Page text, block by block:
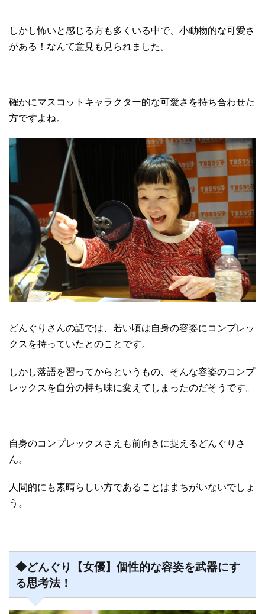
しかし怖いと感じる方も多くいる中で、小動物的な可愛さ
がある！なんて意見も見られました。
確かにマスコットキャラクター的な可愛さを持ち合わせた
方ですよね。
どんぐりさんの話では、若い頃は自身の容姿にコンプレッ
クスを持っていたとのことです。
しかし落語を習ってからというもの、そんな容姿のコンプ
レックスを自分の持ち味に変えてしまったのだそうです。
自身のコンプレックスさえも前向きに捉えるどんぐりさ
ん。
人間的にも素晴らしい方であることはまちがいないでしょ
う。
◆どんぐり【女優】個性的な容姿を武器にす
る思考法！